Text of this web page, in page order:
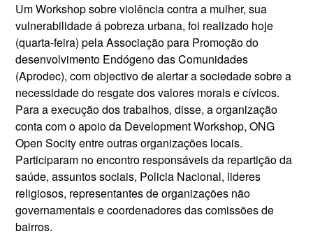
Um Workshop sobre violência contra a mulher, sua
vulnerabilidade á pobreza urbana, foi realizado hoje
(quarta-feira) pela Associação para Promoção do
desenvolvimento Endógeno das Comunidades
(Aprodec), com objectivo de alertar a sociedade sobre a
necessidade do resgate dos valores morais e cívicos.
Para a execução dos trabalhos, disse, a organização
conta com o apoio da Development Workshop, ONG
Open Socity entre outras organizações locais.
Participaram no encontro responsáveis da repartição da
saúde, assuntos sociais, Policia Nacional, lideres
religiosos, representantes de organizações não
governamentais e coordenadores das comissões de
bairros.